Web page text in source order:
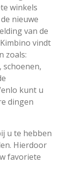
winkels
nieuwe
van de
vindt
zoals:
schoenen,
kunt u
dingen
u te hebben
Hierdoor
favoriete